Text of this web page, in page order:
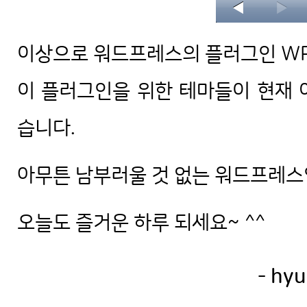
이상으로 워드프레스의 플러그인
이 플러그인을 위한 테마들이 현재
습니다.
아무튼 남부러울 것 없는 워드프레
오늘도 즐거운 하루 되세요~ ^^
-